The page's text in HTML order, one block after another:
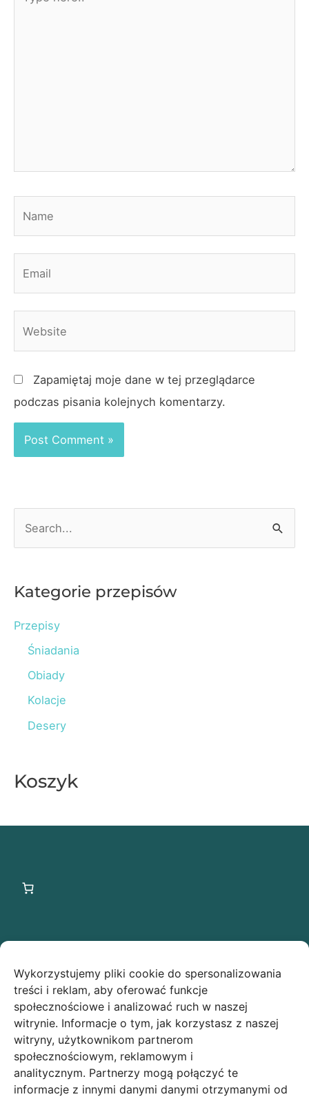
Wykorzystujemy pliki cookie do spersonalizowania
treści i reklam, aby oferować funkcje
społecznościowe i analizować ruch w naszej
witrynie. Informacje o tym, jak korzystasz z naszej
witryny, użytkownikom partnerom
społecznościowym, reklamowym i
analitycznym. Partnerzy mogą połączyć te
informacje z innymi danymi danymi otrzymanymi od
Zapamiętaj moje dane w tej przeglądarce
podczas pisania kolejnych komentarzy.
r
h
Kategorie przepisów
Przepisy
Śniadania
Obiady
Kolacje
Desery
Koszyk
Ostatnie wpisy
Świąteczna owsianka z makiem low FODMAP –
idealny przepis na Boże Narodzenie!
Makowe ciasteczka low FODMAP
Polityka prywatności